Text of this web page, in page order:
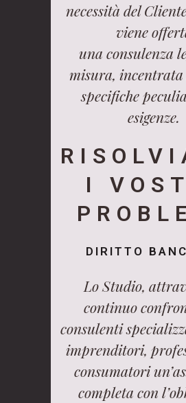
necessità del
viene
una consulenza
misura, incentrata
specifiche
esigenze.
I
DIRITTO
Lo Studio,
continuo
consulenti
imprenditori,
consumatori
completa con